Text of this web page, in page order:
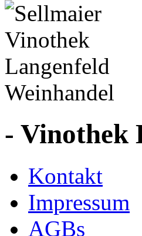
- Vinothek
Kontakt
Impressum
AGBs